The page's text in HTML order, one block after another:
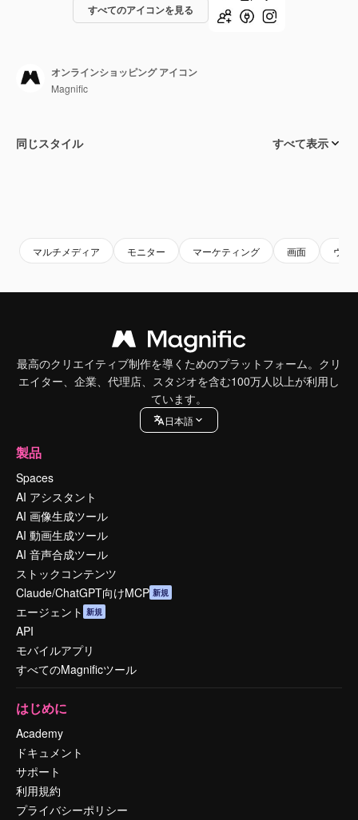
すべてのアイコンを見る
オンラインショッピング アイコン
Magnific
同じスタイル すべて表示
マルチメディア モニター マーケティング 画面 ウェ
最高のクリエイティブ制作を導くためのプラットフォーム。クリ
エイター、企業、代理店、スタジオを含む100万人以上が利用し
ています。
日本語
製品
Spaces
AI アシスタント
AI 画像生成ツール
AI 動画生成ツール
AI 音声合成ツール
ストックコンテンツ
Claude/ChatGPT向けMCP 新規
エージェント 新規
API
モバイルアプリ
すべてのMagnificツール
はじめに
Academy
ドキュメント
サポート
利用規約
プライバシーポリシー